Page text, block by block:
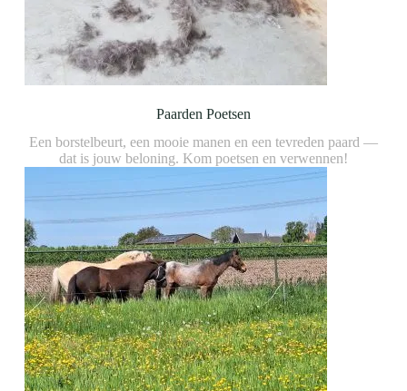
Paarden Poetsen
Een borstelbeurt, een mooie manen en een tevreden paard —
dat is jouw beloning. Kom poetsen en verwennen!